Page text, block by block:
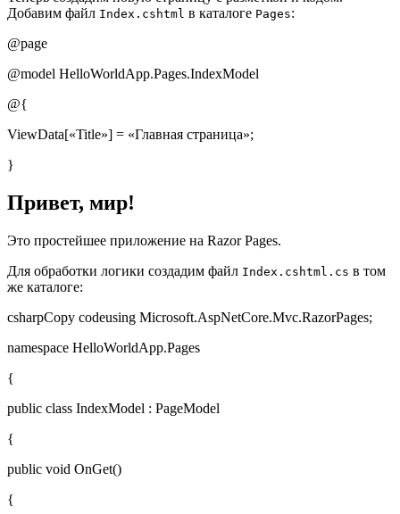
Добавим файл Index.cshtml в каталоге Pages:
@page
@model HelloWorldApp.Pages.IndexModel
@{
ViewData[«Title»] = «Главная страница»;
}
Привет, мир!
Это простейшее приложение на Razor Pages.
Для обработки логики создадим файл Index.cshtml.cs в том
же каталоге:
csharpCopy codeusing Microsoft.AspNetCore.Mvc.RazorPages;
namespace HelloWorldApp.Pages
{
public class IndexModel : PageModel
{
public void OnGet()
{